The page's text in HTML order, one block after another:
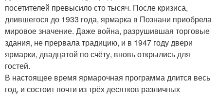
посетителей превысило сто тысяч. После кризиса,
длившегося до 1933 года, ярмарка в Познани приобрела
мировое значение. Даже война, разрушившая торговые
здания, не прервала традицию, и в 1947 году двери
ярмарки, двадцатой по счёту, вновь открылись для
гостей.
В настоящее время ярмарочная программа длится весь
год, и состоит почти из трёх десятков различных